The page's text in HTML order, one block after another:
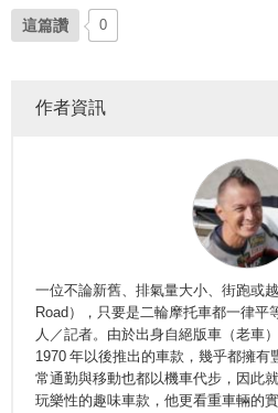
這篇讚 0
作者資訊
一位不論新舊、排氣量大小、街跑或
Road），只要是二輪摩托車都一律平
人／記者。由於出身自絕版車（老車
1970 年以後推出的車款，幾乎都擁有
常通勤與移動也都以機車代步，因此
玩樂性的趣味車款，他更看重車輛的